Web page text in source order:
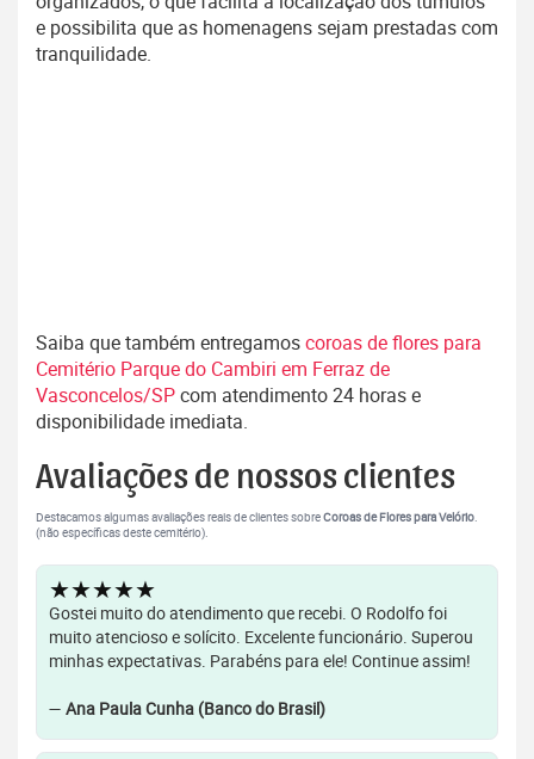
e possibilita que as homenagens sejam prestadas com
tranquilidade.
Saiba que também entregamoscoroas de flores para
Cemitério Parque do Cambiri em Ferraz de
Vasconcelos/SPcom atendimento 24 horas e
disponibilidade imediata.
Avaliações de nossos clientes
Destacamos algumas avaliações reais de clientes sobreCoroas de Flores para Velório.
(não específicas deste cemitério).
★★★★★
Gostei muito do atendimento que recebi. O Rodolfo foi
muito atencioso e solícito. Excelente funcionário. Superou
minhas expectativas. Parabéns para ele! Continue assim!
— Ana Paula Cunha (Banco do Brasil)